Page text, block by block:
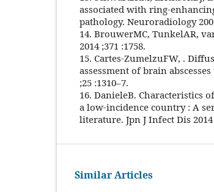
associated with ring-
pathology. Neuroradiology
14. BrouwerMC, TunkelAR,
2014 ;371 :1758.
15. Cartes-ZumelzuFW, .
assessment of brain
;25 :1310–7.
16. DanieleB. Characteristics
a low-incidence country : A
literature. Jpn J Infect Dis 2014
Similar Articles